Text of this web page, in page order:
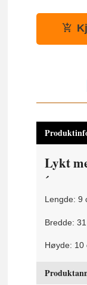
Lykt
´
Lengde: 9
Bredde: 31
Høyde: 10